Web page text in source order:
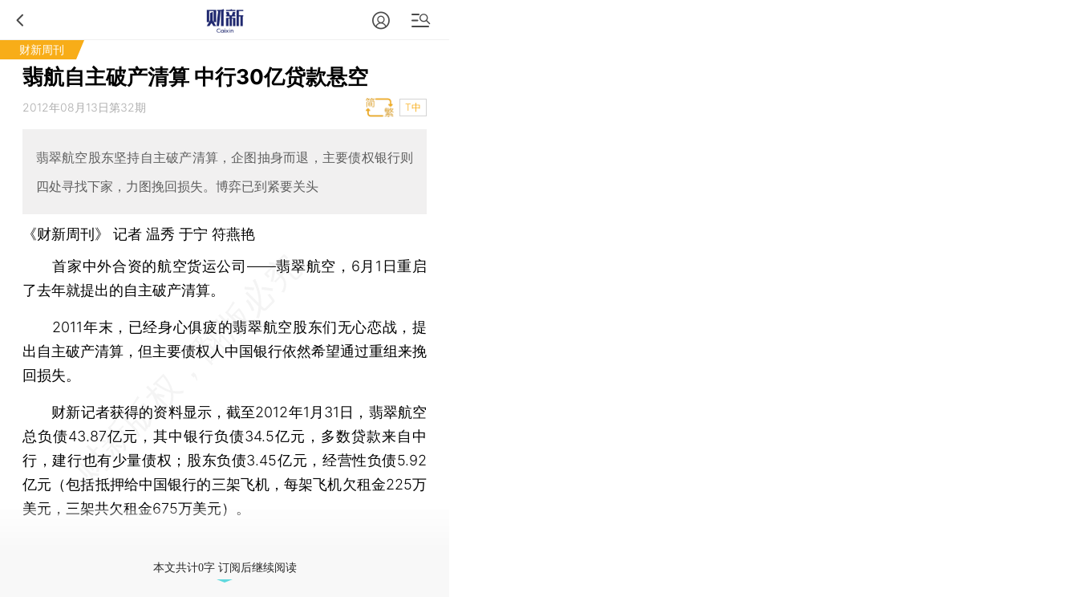
财新周刊
翡航自主破产清算 中行30亿贷款悬空
2012年08月13日第32期 T中
翡翠航空股东坚持自主破产清算，企图抽身而退，主要债权银行则
四处寻找下家，力图挽回损失。博弈已到紧要关头
《财新周刊》 记者 温秀 于宁 符燕艳
首家中外合资的航空货运公司——翡翠航空，6月1日重启
了去年就提出的自主破产清算。
2011年末，已经身心俱疲的翡翠航空股东们无心恋战，提
出自主破产清算，但主要债权人中国银行依然希望通过重组来挽
回损失。
财新记者获得的资料显示，截至2012年1月31日，翡翠航空
总负债43.87亿元，其中银行负债34.5亿元，多数贷款来自中
行，建行也有少量债权；股东负债3.45亿元，经营性负债5.92
亿元（包括抵押给中国银行的三架飞机，每架飞机欠租金225万
美元，三架共欠租金675万美元）。
本文共计0字 订阅后继续阅读